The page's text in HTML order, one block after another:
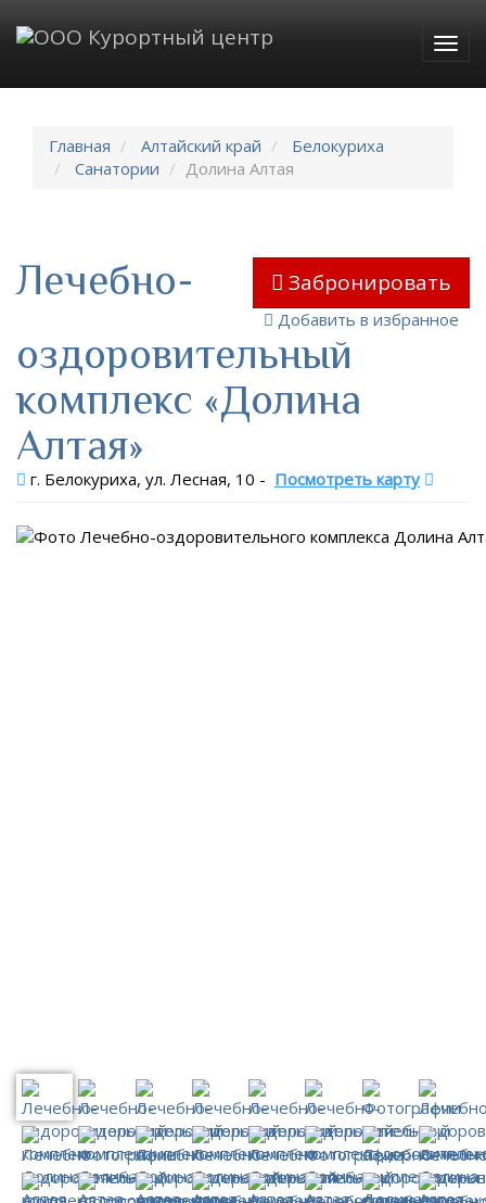
Главная Алтайский край
Белокуриха
Санатории
Долина Алтая
Забронировать
Добавить в избранное
Лечебно-
оздоровительный
комплекс «Долина
Алтая»
г. Белокуриха, ул. Лесная, 10 - Посмотреть карту